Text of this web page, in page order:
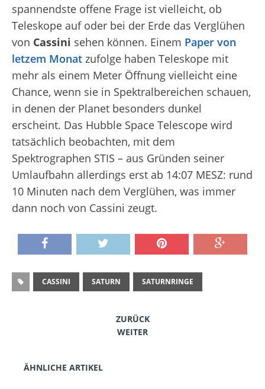
spannendste offene Frage ist vielleicht, ob
Teleskope auf oder bei der Erde das Verglühen
von Cassini sehen können. Einem Paper von
letzem Monat zufolge haben Teleskope mit
mehr als einem Meter Öffnung vielleicht eine
Chance, wenn sie in Spektralbereichen schauen,
in denen der Planet besonders dunkel
erscheint. Das Hubble Space Telescope wird
tatsächlich beobachten, mit dem
Spektrographen STIS – aus Gründen seiner
Umlaufbahn allerdings erst ab 14:07 MESZ: rund
10 Minuten nach dem Verglühen, was immer
dann noch von Cassini zeugt.
CASSINI SATURN SATURNRINGE
ZURÜCK
WEITER
ÄHNLICHE ARTIKEL